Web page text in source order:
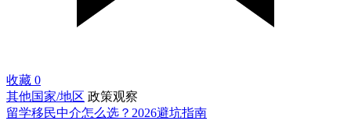
收藏 0
其他国家/地区 政策观察
留学移民中介怎么选？2026避坑指南